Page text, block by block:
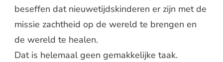
beseffen dat nieuwetijdskinderen er zijn met de
missie zachtheid op de wereld te brengen en
de wereld te healen.
Dat is helemaal geen gemakkelijke taak.